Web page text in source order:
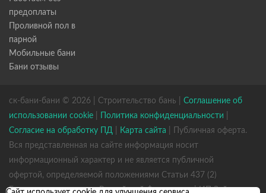
предоплаты
Проливной пол в
парной
Мобильные бани
Бани отзывы
ск-бани-бани © 2026 | Строительство бань | Соглашение об
использовании cookie
Политика конфиденциальности
Согласие на обработку ПД
Карта сайта | Публичная оферта.
Вся представленная на сайте информация носит
информационный характер и не является публичной
офертой, определяемой положениями Статьи 437 (2)
Гражданского кодекса Российской Федерации. | ИП Зайцев